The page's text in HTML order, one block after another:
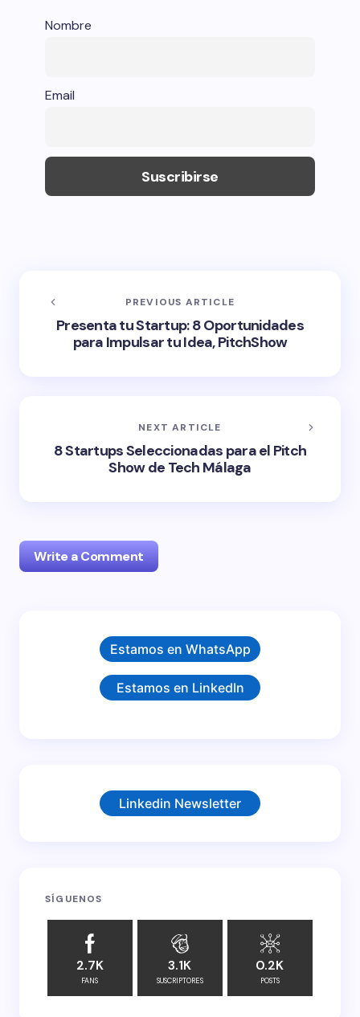
Nombre
Email
PREVIOUS ARTICLE
Presenta tu Startup: 8 Oportunidades
para Impulsar tu Idea, PitchShow
NEXT ARTICLE
8 Startups Seleccionadas para el Pitch
Show de Tech Málaga
Write a Comment
Tu dirección de correo electrónico no será
Los campos obligatorios están marcados
Save my name and email in this browser for the
next time I comment.
Estamos en WhatsApp
Estamos en LinkedIn
Linkedin Newsletter
SÍGUENOS
2.7K
FANS
3.1K
SUSCRIPTORES
0.2K
POSTS